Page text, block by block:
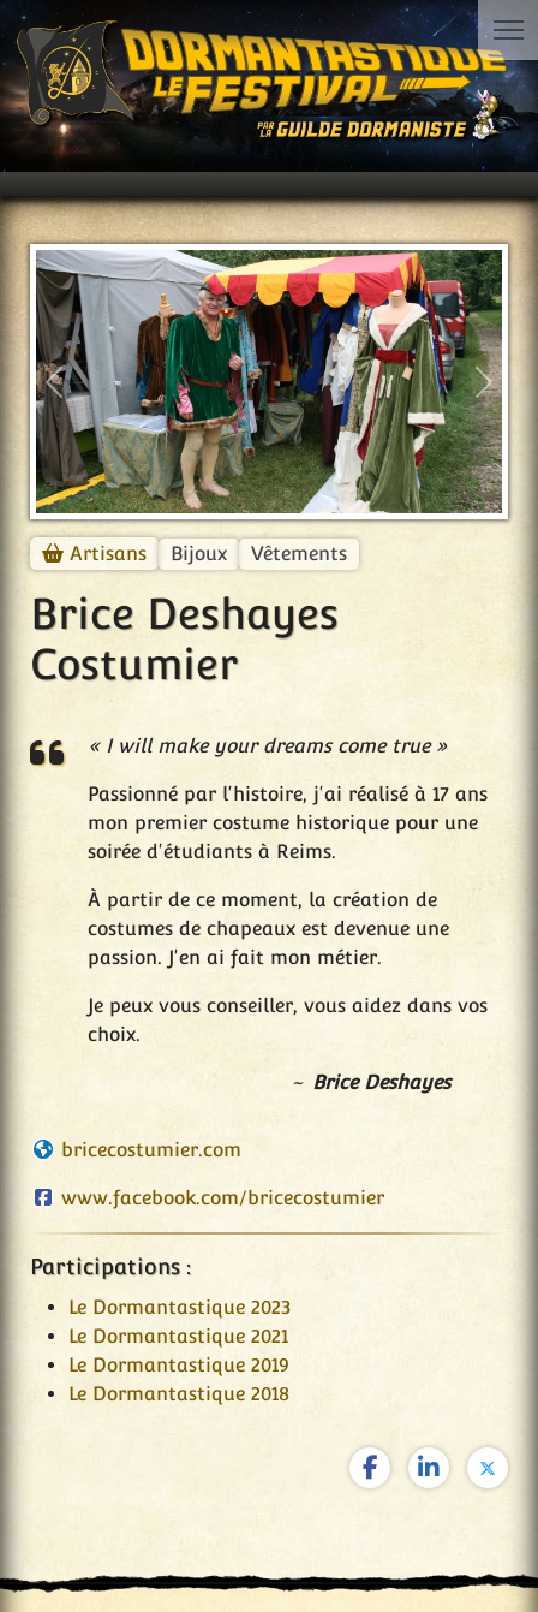
Précédent
Artisans Bijoux Vêtements
Brice Deshayes
Costumier
« I will make your dreams come true »
Passionné par l'histoire, j'ai réalisé à 17 ans
mon premier costume historique pour une
soirée d'étudiants à Reims.
À partir de ce moment, la création de
costumes de chapeaux est devenue une
passion. J'en ai fait mon métier.
Je peux vous conseiller, vous aidez dans vos
choix.
Brice Deshayes
bricecostumier.com
www.facebook.com/bricecostumier
Participations :
Le Dormantastique 2023
Le Dormantastique 2021
Le Dormantastique 2019
Le Dormantastique 2018